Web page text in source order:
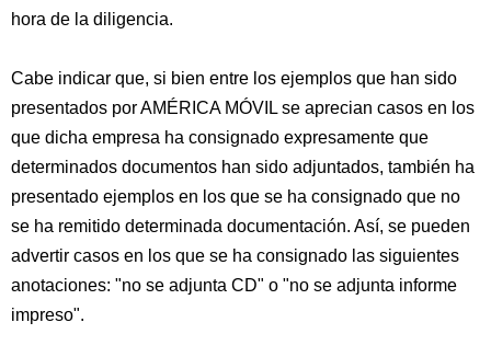
hora de la diligencia.
Cabe indicar que, si bien entre los ejemplos que han sido
presentados por AMÉRICA MÓVIL se aprecian casos en los
que dicha empresa ha consignado expresamente que
determinados documentos han sido adjuntados, también ha
presentado ejemplos en los que se ha consignado que no
se ha remitido determinada documentación. Así, se pueden
advertir casos en los que se ha consignado las siguientes
anotaciones: "no se adjunta CD" o "no se adjunta informe
impreso".